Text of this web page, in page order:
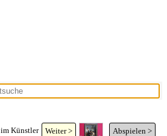
im Künstler Weiter > Abspielen >